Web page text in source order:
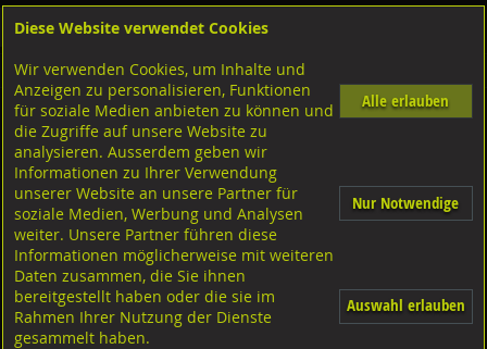
Shop Sicherungselemente Klemmringe
Klemmringe, zweiteiligStahl blank,
Diese Website verwendet Cookies
Wir verwenden Cookies, um Inhalte und
Anzeigen zu personalisieren, Funktionen
für soziale Medien anbieten zu können und
die Zugriffe auf unsere Website zu
analysieren. Ausserdem geben wir
Informationen zu Ihrer Verwendung
unserer Website an unsere Partner für
soziale Medien, Werbung und Analysen
weiter. Unsere Partner führen diese
Informationen möglicherweise mit weiteren
Daten zusammen, die Sie ihnen
bereitgestellt haben oder die sie im
Rahmen Ihrer Nutzung der Dienste
gesammelt haben.
Alle erlauben
Nur Notwendige
Auswahl erlauben